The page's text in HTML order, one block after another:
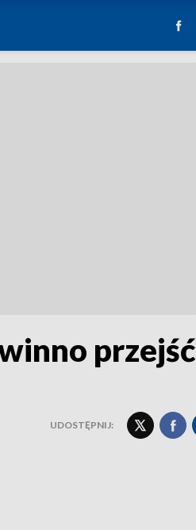
przejść
UDOSTĘPNIJ: